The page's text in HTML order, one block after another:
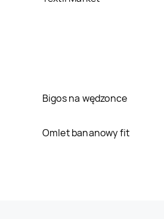
Bigos na wędzonce
Omlet bananowy fit